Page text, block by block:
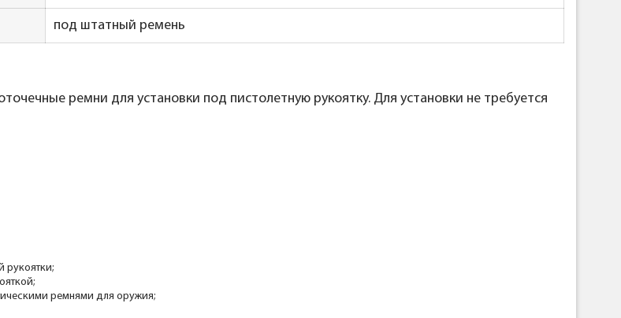
под штатный ремень
ремни для установки под пистолетную рукоятку. Для установки не требуется
рукоятки;
ремнями для оружия;